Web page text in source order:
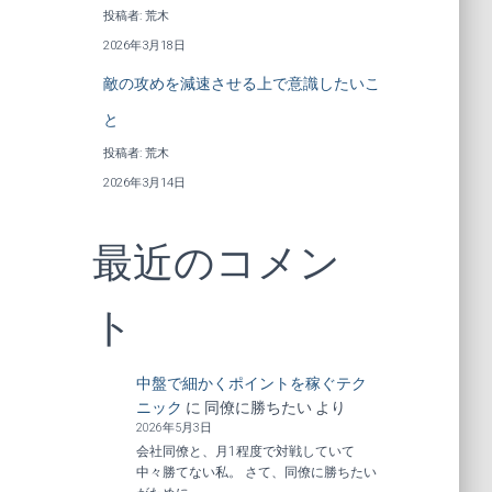
投稿者: 荒木
2026年3月18日
敵の攻めを減速させる上で意識したいこ
と
投稿者: 荒木
2026年3月14日
最近のコメン
ト
中盤で細かくポイントを稼ぐテク
ニック に 同僚に勝ちたいより
2026年5月3日
会社同僚と、月1程度で対戦していて
中々勝てない私。 さて、同僚に勝ちたい